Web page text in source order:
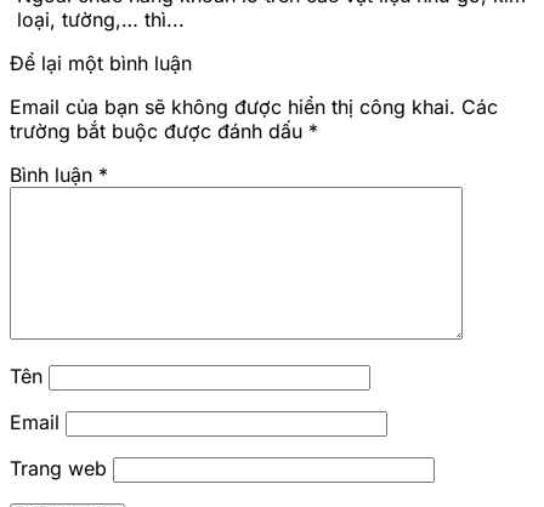
loại, tường,… thì...
Để lại một bình luận
Email của bạn sẽ không được hiển thị công khai. Các
trường bắt buộc được đánh dấu *
Bình luận *
Tên
Email
Trang web